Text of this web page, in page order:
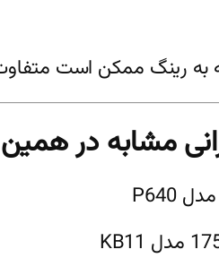
به رینگ ممکن است
مشابه در